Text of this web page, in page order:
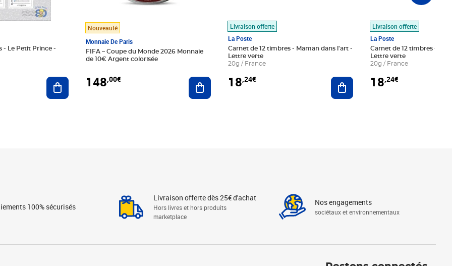
- Le Petit Prince -
Ajouter au panier
Nouveauté
Monnaie De Paris
FIFA – Coupe du Monde 2026 Monnaie
de 10€ Argent colorisée
148,00€ Ajouter au panier
Livraison offerte
La Poste
Carnet de 12 timbres - Maman dans l'art -
Lettre verte
20g / France
18,24€ Ajouter au panier
Livraison offerte
La Poste
Carnet de 12 timbres - Le
Lettre verte
20g / France
18,24€
100% sécurisés
Livraison offerte dès 25€ d'achat
Hors livres et hors produits
marketplace
Nos engagements
sociétaux et environnementaux